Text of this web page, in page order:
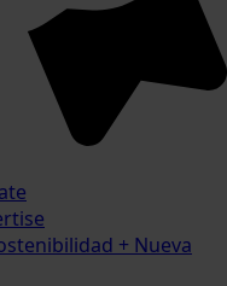
+ Nueva